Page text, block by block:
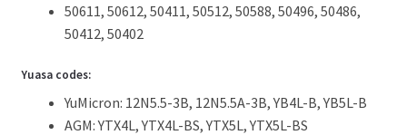
50611, 50612, 50411, 50512, 50588, 50496, 50486,
50412, 50402
Yuasa codes:
YuMicron: 12N5.5-3B, 12N5.5A-3B, YB4L-B, YB5L-B
AGM: YTX4L, YTX4L-BS, YTX5L, YTX5L-BS